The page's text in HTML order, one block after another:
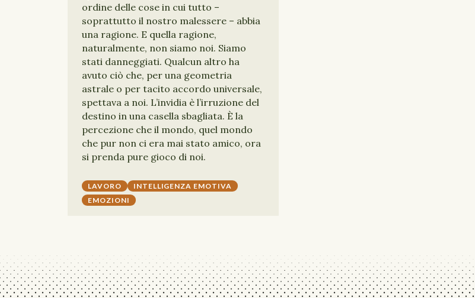
ordine delle cose in cui tutto –
soprattutto il nostro malessere – abbia
una ragione. E quella ragione,
naturalmente, non siamo noi. Siamo
stati danneggiati. Qualcun altro ha
avuto ciò che, per una geometria
astrale o per tacito accordo universale,
spettava a noi. L’invidia è l’irruzione del
destino in una casella sbagliata. È la
percezione che il mondo, quel mondo
che pur non ci era mai stato amico, ora
si prenda pure gioco di noi.
LAVORO
INTELLIGENZA EMOTIVA
EMOZIONI